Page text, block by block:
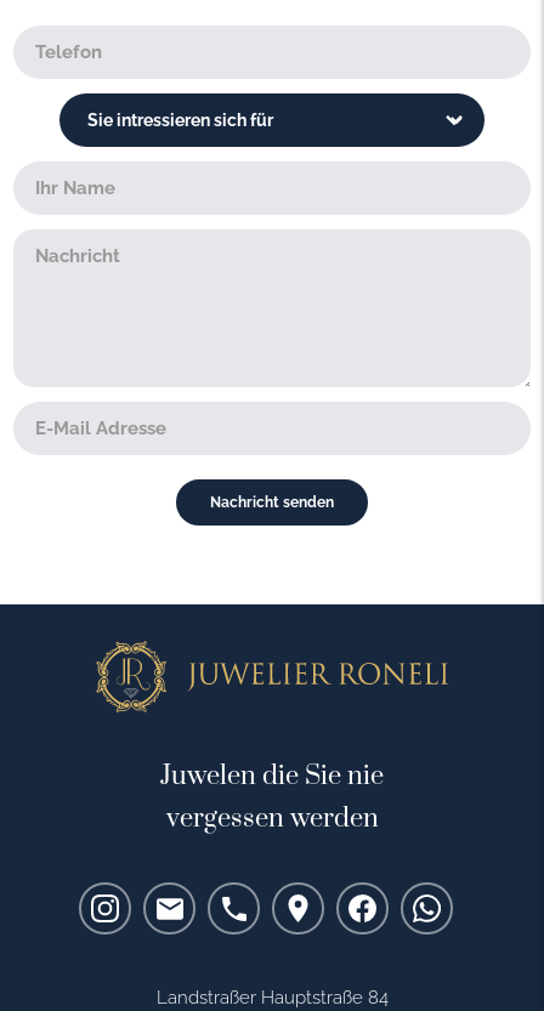
Juwelen die Sie nie
vergessen werden
Landstraßer Hauptstraße 84